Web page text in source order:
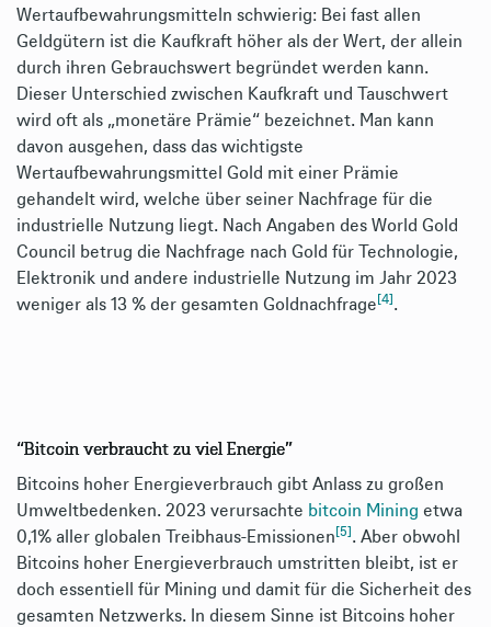
Wertaufbewahrungsmitteln schwierig: Bei fast allen
Geldgütern ist die Kaufkraft höher als der Wert, der allein
durch ihren Gebrauchswert begründet werden kann.
Dieser Unterschied zwischen Kaufkraft und Tauschwert
wird oft als „monetäre Prämie“ bezeichnet. Man kann
davon ausgehen, dass das wichtigste
Wertaufbewahrungsmittel Gold mit einer Prämie
gehandelt wird, welche über seiner Nachfrage für die
industrielle Nutzung liegt. Nach Angaben des World Gold
Council betrug die Nachfrage nach Gold für Technologie,
Elektronik und andere industrielle Nutzung im Jahr 2023
weniger als 13 % der gesamten Goldnachfrage [4] .
“Bitcoin verbraucht zu viel Energie”
Bitcoins hoher Energieverbrauch gibt Anlass zu großen
Umweltbedenken. 2023 verursachte bitcoin Mining etwa
0,1% aller globalen Treibhaus-Emissionen [5] . Aber obwohl
Bitcoins hoher Energieverbrauch umstritten bleibt, ist er
doch essentiell für Mining und damit für die Sicherheit des
gesamten Netzwerks. In diesem Sinne ist Bitcoins hoher